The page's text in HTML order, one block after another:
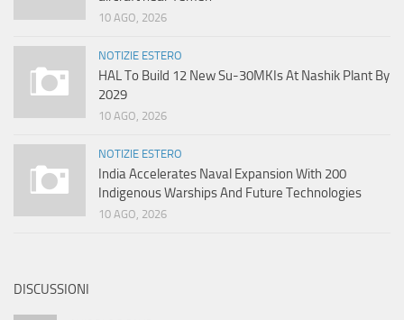
10 AGO, 2026
NOTIZIE ESTERO
HAL To Build 12 New Su-30MKIs At Nashik Plant By
2029
10 AGO, 2026
NOTIZIE ESTERO
India Accelerates Naval Expansion With 200
Indigenous Warships And Future Technologies
10 AGO, 2026
DISCUSSIONI